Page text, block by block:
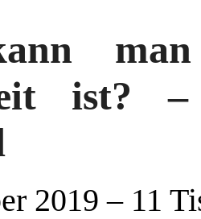
ist? –
2019 – 11